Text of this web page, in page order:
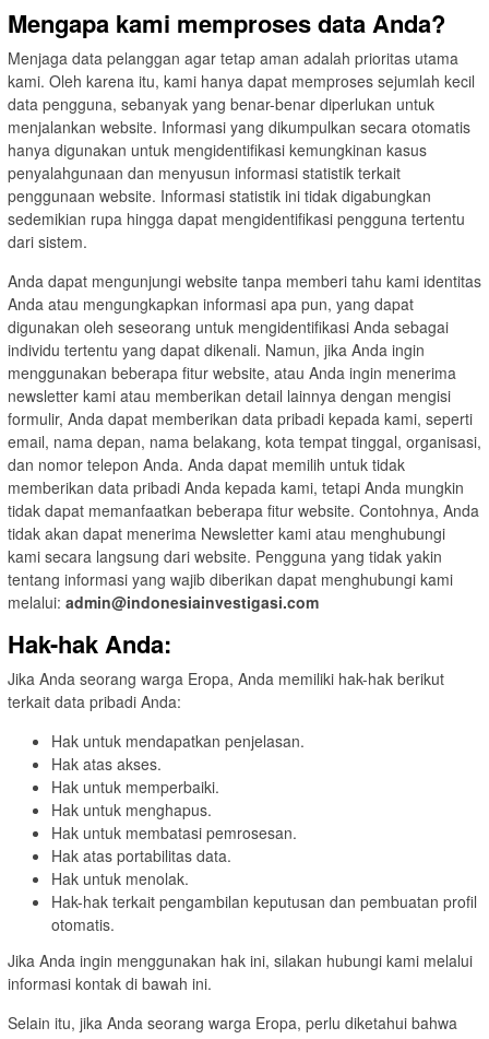
Mengapa kami memproses data Anda?
Menjaga data pelanggan agar tetap aman adalah prioritas utama
kami. Oleh karena itu, kami hanya dapat memproses sejumlah kecil
data pengguna, sebanyak yang benar-benar diperlukan untuk
menjalankan website. Informasi yang dikumpulkan secara otomatis
hanya digunakan untuk mengidentifikasi kemungkinan kasus
penyalahgunaan dan menyusun informasi statistik terkait
penggunaan website. Informasi statistik ini tidak digabungkan
sedemikian rupa hingga dapat mengidentifikasi pengguna tertentu
dari sistem.
Anda dapat mengunjungi website tanpa memberi tahu kami identitas
Anda atau mengungkapkan informasi apa pun, yang dapat
digunakan oleh seseorang untuk mengidentifikasi Anda sebagai
individu tertentu yang dapat dikenali. Namun, jika Anda ingin
menggunakan beberapa fitur website, atau Anda ingin menerima
newsletter kami atau memberikan detail lainnya dengan mengisi
formulir, Anda dapat memberikan data pribadi kepada kami, seperti
email, nama depan, nama belakang, kota tempat tinggal, organisasi,
dan nomor telepon Anda. Anda dapat memilih untuk tidak
memberikan data pribadi Anda kepada kami, tetapi Anda mungkin
tidak dapat memanfaatkan beberapa fitur website. Contohnya, Anda
tidak akan dapat menerima Newsletter kami atau menghubungi
kami secara langsung dari website. Pengguna yang tidak yakin
tentang informasi yang wajib diberikan dapat menghubungi kami
melalui: admin@indonesiainvestigasi.com
Hak-hak Anda:
Jika Anda seorang warga Eropa, Anda memiliki hak-hak berikut
terkait data pribadi Anda:
Hak untuk mendapatkan penjelasan.
Hak atas akses.
Hak untuk memperbaiki.
Hak untuk menghapus.
Hak untuk membatasi pemrosesan.
Hak atas portabilitas data.
Hak untuk menolak.
Hak-hak terkait pengambilan keputusan dan pembuatan profil
otomatis.
Jika Anda ingin menggunakan hak ini, silakan hubungi kami melalui
informasi kontak di bawah ini.
Selain itu, jika Anda seorang warga Eropa, perlu diketahui bahwa